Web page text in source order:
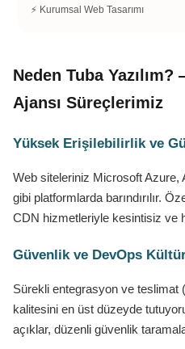
⚡ Kurumsal Web Tasarımı
Neden Tuba
Ajansı Süreçlerimiz
Yüksek Erişilebilirlik ve
Web siteleriniz Microsoft Azure,
gibi platformlarda barındırılır.
CDN hizmetleriyle kesintisiz ve
Güvenlik ve DevOps
Sürekli entegrasyon ve teslimat
kalitesini en üst düzeyde
açıklar, düzenli güvenlik